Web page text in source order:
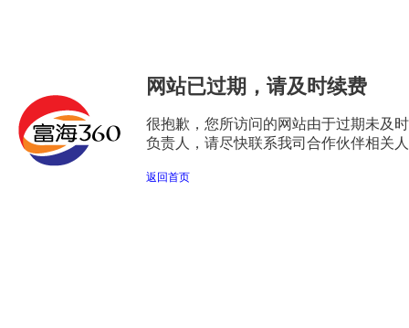
网站已过期，请及时续费
很抱歉，您所访问的网站由于过期未及
负责人，请尽快联系我司合作伙伴相关
返回首页